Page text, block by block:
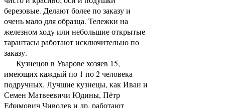
березовые. Делают более по заказу и
очень мало для образца. Тележки на
железном ходу или небольшие открытые
тарантасы работают исключительно по
заказу.
Кузнецов в Уварове хозяев 15,
имеющих каждый по 1 по 2 человека
подручных. Лучшие кузнецы, как Иван и
Семен Матвеевичи Юдины, Пётр
Ефимович Чиволев и др. работают